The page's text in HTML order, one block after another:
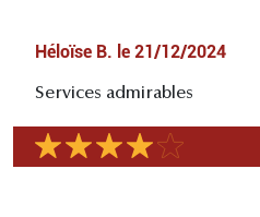
Héloïse B. le 21/12/2024
Services admirables